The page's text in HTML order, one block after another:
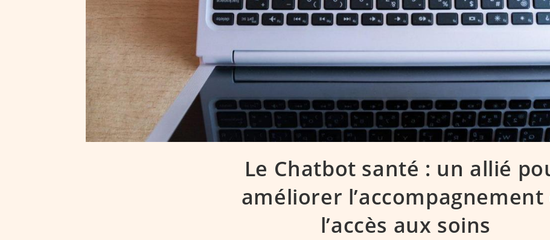
Le Chatbot santé : un allié
améliorer l’accompagnement
l’accès aux soins